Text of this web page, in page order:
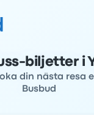
biljetter i
din nästa resa
Busbud